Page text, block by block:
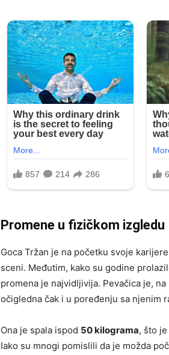
Promene u fizičkom izgledu
Goca Tržan je na početku svoje
sceni. Međutim, kako su godine
promena je najvidljivija. Pevačica je,
očigledna čak i u poređenju sa njenim
Ona je spala ispod 50 kilograma, što
Iako su mnogi pomislili da je možda